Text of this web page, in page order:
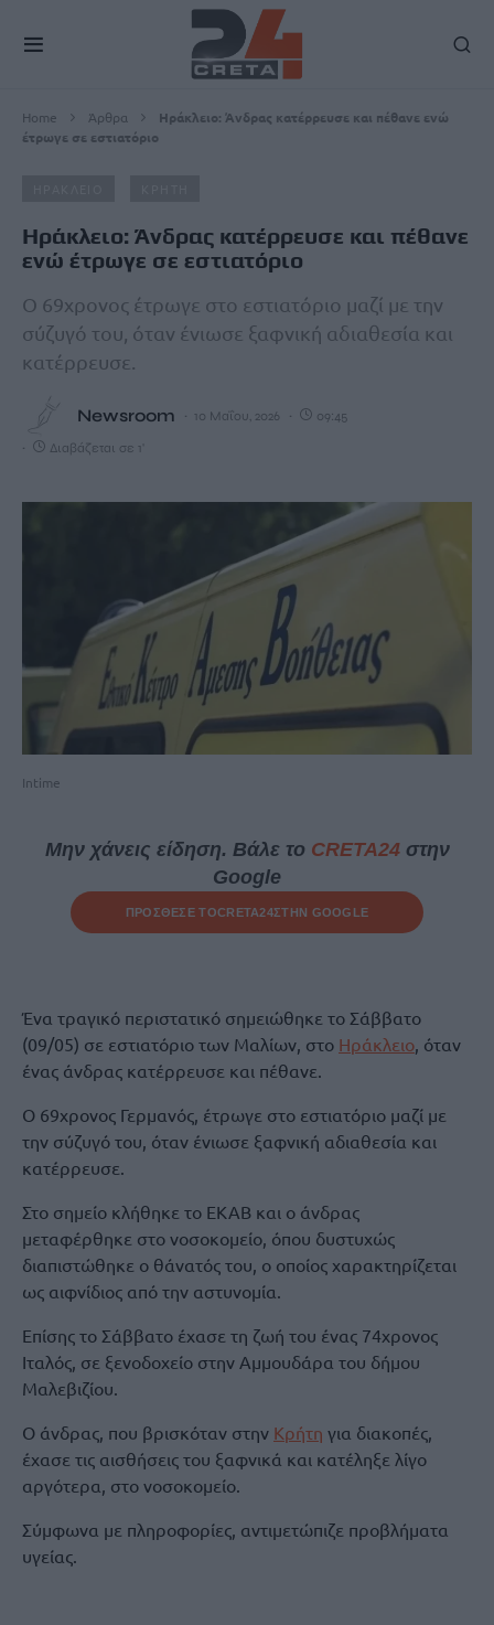
Home Άρθρα
Hράκλειο: Άνδρας κατέρρευσε και πέθανε ενώ
έτρωγε σε εστιατόριο
Hράκλειο: Άνδρας κατέρρευσε και πέθανε
ενώ έτρωγε σε εστιατόριο
Ο 69χρονος έτρωγε στο εστιατόριο μαζί με την
σύζυγό του, όταν ένιωσε ξαφνική αδιαθεσία και
κατέρρευσε.
Newsroom 10 Μαΐου, 2026 09:45
Διαβάζεται σε 1'
Intime
Μην χάνεις είδηση. Βάλε το CRETA24στην
Google
ΠΡΟΣΘΕΣΕ ΤΟCRETA24ΣΤΗΝ GOOGLE
Ένα τραγικό περιστατικό σημειώθηκε το Σάββατο
(09/05) σε εστιατόριο των Μαλίων, στο Ηράκλειο , όταν
ένας άνδρας κατέρρευσε και πέθανε.
Ο 69χρονος Γερμανός, έτρωγε στο εστιατόριο μαζί με
την σύζυγό του, όταν ένιωσε ξαφνική αδιαθεσία και
κατέρρευσε.
Στο σημείο κλήθηκε το ΕΚΑΒ και ο άνδρας
μεταφέρθηκε στο νοσοκομείο, όπου δυστυχώς
διαπιστώθηκε ο θάνατός του, ο οποίος χαρακτηρίζεται
ως αιφνίδιος από την αστυνομία.
Επίσης το Σάββατο έχασε τη ζωή του ένας 74χρονος
Ιταλός, σε ξενοδοχείο στην Αμμουδάρα του δήμου
Μαλεβιζίου.
Ο άνδρας, που βρισκόταν στην Κρήτη για διακοπές,
έχασε τις αισθήσεις του ξαφνικά και κατέληξε λίγο
αργότερα, στο νοσοκομείο.
Σύμφωνα με πληροφορίες, αντιμετώπιζε προβλήματα
υγείας.